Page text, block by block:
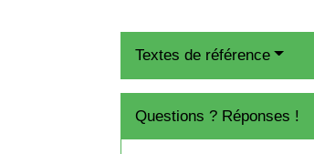
Textes de référence
Questions ? Réponses !